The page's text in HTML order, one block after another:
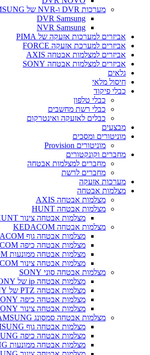
מערכות DVR ו-NVR של SAMSUNG
DVR Samsung
NVR Samsung
אביזרים למערכות אזעקה של PIMA
אביזרים למערכת אזעקה FORCE
אביזרים למצלמות אבטחה AXIS
אביזרים למצלמות אבטחה SONY
גלאים
חיסול מלאי
כבלי פיקוד
כבלי טלפון
כבלי רשת מחשבים
כבלים לאזעקה ואינטרקום
מבצעים
מוניטורים ומסכים
מוניטורים Provision
מחברים וקונקטורים
מחברים למצלמות אבטחה
מחברים לרשת
מערכות אזעקה
מצלמות אבטחה
מצלמות אבטחה AXIS
מצלמות אבטחה HUNT
מצלמות אבטחה צינור HUNT
מצלמות אבטחה KEDACOM
מצלמות אבטחה גוף KEDACOM
מצלמות אבטחה כיפה KEDACOM
מצלמות אבטחה ממונעות KEDACOM
מצלמות אבטחה צינור KEDACOM
מצלמות אבטחה סוני SONY
מצלמות אבטחה ip של SONY
מצלמות אבטחה PTZ של SONY
מצלמות אבטחה כיפה SONY
מצלמות אבטחה צינור SONY
מצלמות אבטחה סמסונג SAMSUNG
מצלמות אבטחה גוף SAMSUNG
מצלמות אבטחה כיפה SAMSUNG
מצלמות אבטחה ממונעות SAMSUNG